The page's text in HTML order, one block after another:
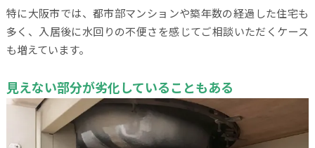
特に大阪市では、都市部マンションや築年数の経過した住宅も
多く、入居後に水回りの不便さを感じてご相談いただくケース
も増えています。
見えない部分が劣化していることもある